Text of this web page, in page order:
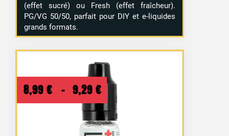
(effet sucré) ou Fresh (effet fraîcheur).
PG/VG 50/50, parfait pour DIY et e-liquides
grands formats.
8,99 € – 9,29 € Plage
de
prix :